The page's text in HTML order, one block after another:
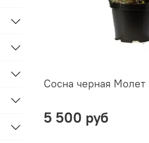
Сосна черная
5 500 руб